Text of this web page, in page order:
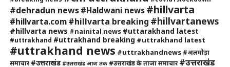
#dehradun news #Haldwani news #hillvarta
#hillvarta.com #hillvarta breaking #hillvartanews
#hillvarta news #nainital news #uttarakhand latest
#uttrakhand #uttrakhand breaking #uttrakhand latest
#uttrakhand news #uttrakhandnews #अलमोड़ा
समाचार #उत्तराखंड #उत्तराखंड आज तक #उत्तराखंड के ताजा समाचार #उत्तराखंड